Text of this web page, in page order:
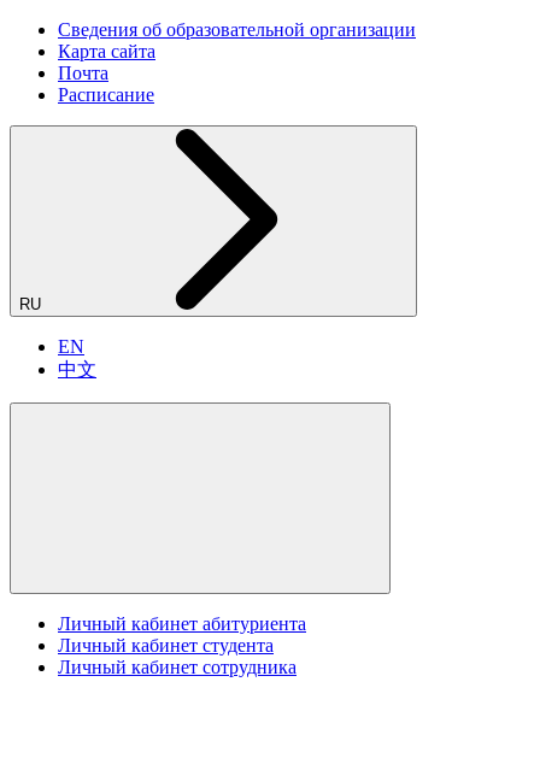
Сведения об образовательной организации
Карта сайта
Почта
Расписание
RU
EN
中文
Личный кабинет абитуриента
Личный кабинет студента
Личный кабинет сотрудника